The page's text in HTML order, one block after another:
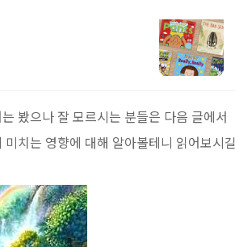
봤으나 잘 모르시는 분들은 다음 글에서
치는 영향에 대해 알아볼테니 읽어보시길